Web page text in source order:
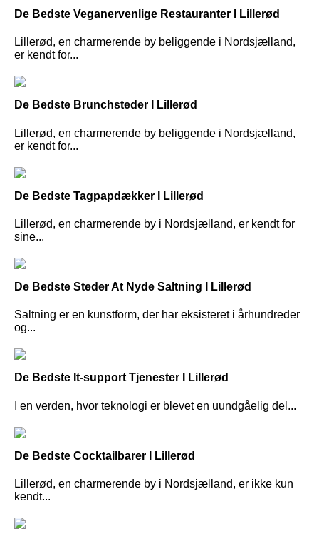
De Bedste Veganervenlige Restauranter I Lillerød
Lillerød, en charmerende by beliggende i Nordsjælland,
er kendt for...
De Bedste Brunchsteder I Lillerød
Lillerød, en charmerende by beliggende i Nordsjælland,
er kendt for...
De Bedste Tagpapdækker I Lillerød
Lillerød, en charmerende by i Nordsjælland, er kendt for
sine...
De Bedste Steder At Nyde Saltning I Lillerød
Saltning er en kunstform, der har eksisteret i århundreder
og...
De Bedste It-support Tjenester I Lillerød
I en verden, hvor teknologi er blevet en uundgåelig del...
De Bedste Cocktailbarer I Lillerød
Lillerød, en charmerende by i Nordsjælland, er ikke kun
kendt...